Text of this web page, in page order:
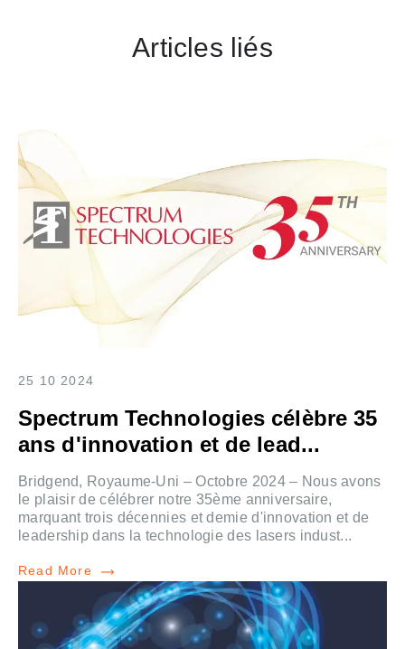
Articles liés
25 10 2024
Spectrum Technologies célèbre 35
ans d'innovation et de lead...
Bridgend, Royaume-Uni – Octobre 2024 – Nous avons
le plaisir de célébrer notre 35ème anniversaire,
marquant trois décennies et demie d'innovation et de
leadership dans la technologie des lasers indust...
Read More